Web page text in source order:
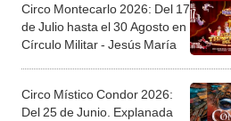
Circo Montecarlo 2026: Del 17
de Julio hasta el 30 Agosto en
Círculo Militar - Jesús María
Circo Místico Condor 2026:
Del 25 de Junio. Explanada